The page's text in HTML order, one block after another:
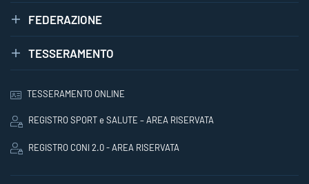
FEDERAZIONE
TESSERAMENTO
TESSERAMENTO ONLINE
REGISTRO SPORT e SALUTE – AREA RISERVATA
REGISTRO CONI 2.0 - AREA RISERVATA